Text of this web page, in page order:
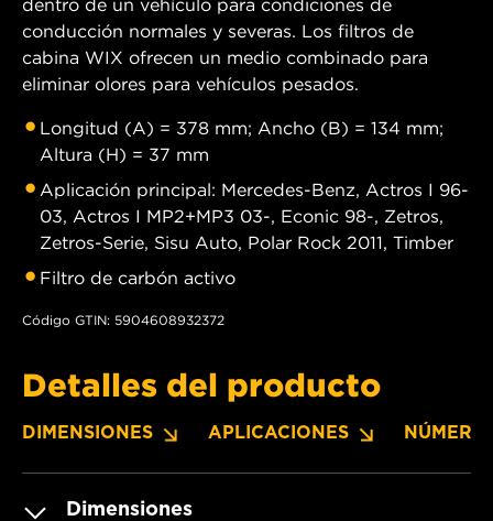
conducción normales y severas. Los filtros de
cabina WIX ofrecen un medio combinado para
eliminar olores para vehículos pesados.
Longitud (A) = 378 mm; Ancho (B) = 134 mm;
Altura (H) = 37 mm
Aplicación principal: Mercedes-Benz, Actros I 96-
03, Actros I MP2+MP3 03-, Econic 98-, Zetros,
Zetros-Serie, Sisu Auto, Polar Rock 2011, Timber
Filtro de carbón activo
Código GTIN: 5904608932372
Detalles del producto
DIMENSIONES APLICACIONES
Dimensiones